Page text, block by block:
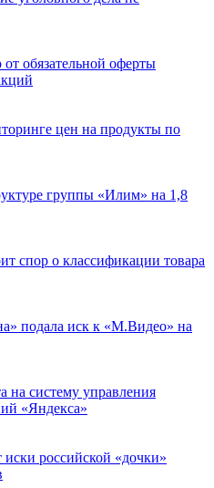
обязательной оферты
цен на продукты по
группы «Илим» на 1,8
спор о классификации товара
подала иск к «М.Видео» на
на систему управления
«Яндекса»
российской «дочки»